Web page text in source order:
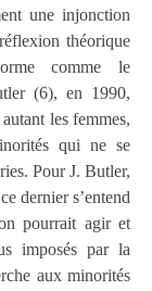
une injonction
théorique
comme le
(6), en 1990,
les femmes,
qui ne se
Pour J. Butler,
dernier s’entend
pourrait agir et
imposés par la
aux minorités